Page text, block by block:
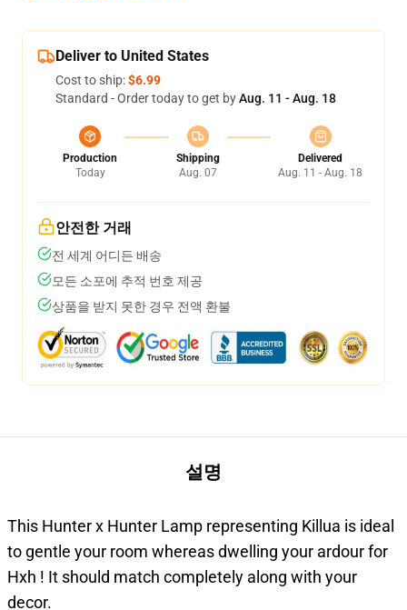
Deliver to United States
Cost to ship:$6.99
Standard - Order today to get byAug. 11 - Aug. 18
Production
Today
Shipping
Aug. 07
Delivered
Aug. 11 - Aug. 18
안전한 거래
전 세계 어디든 배송
모든 소포에 추적 번호 제공
상품을 받지 못한 경우 전액 환불
설명
This Hunter x Hunter Lamp representing Killua is ideal
to gentle your room whereas dwelling your ardour for
Hxh ! It should match completely along with your
decor.